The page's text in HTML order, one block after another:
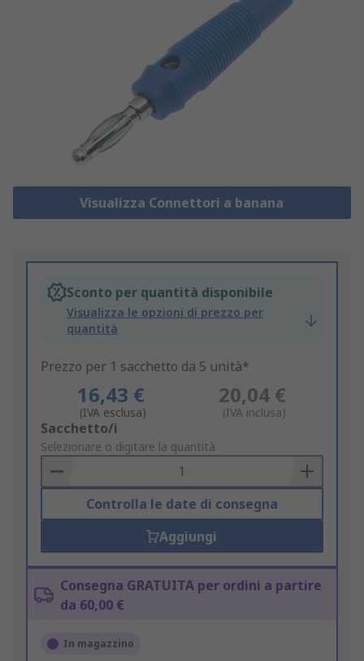
Visualizza Connettori a banana
Sconto per quantità disponibile
Visualizza le opzioni di prezzo per
quantità
Prezzo per 1 sacchetto da 5 unità*
16,43 €
(IVA esclusa)
20,04 €
(IVA inclusa)
Add
to
Basket
Sacchetto/i
Selezionare o digitare la quantità
Controlla le date di consegna
Aggiungi
Consegna GRATUITA per ordini a partire
da 60,00 €
In magazzino